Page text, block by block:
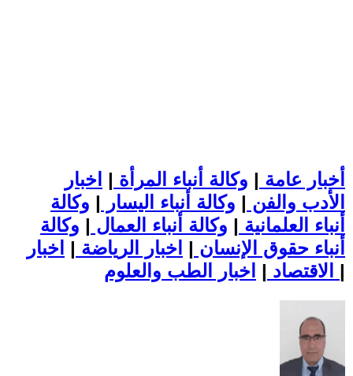
أخبار عامة | وكالة أنباء المرأة | اخبار
الأدب والفن | وكالة أنباء اليسار | وكالة
أنباء العلمانية | وكالة أنباء العمال | وكالة
أنباء حقوق الإنسان | اخبار الرياضة | اخبار
الاقتصاد | |